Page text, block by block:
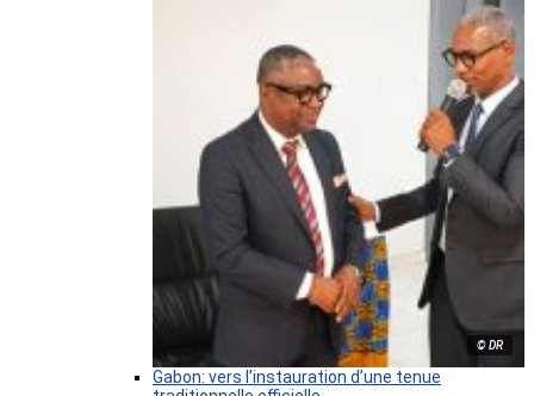
© DR
Gabon: vers l’instauration d’une tenue